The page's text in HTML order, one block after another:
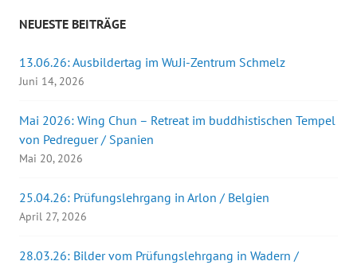
NEUESTE BEITRÄGE
13.06.26: Ausbildertag im WuJi-Zentrum Schmelz
Juni 14, 2026
Mai 2026: Wing Chun – Retreat im buddhistischen Tempel
von Pedreguer / Spanien
Mai 20, 2026
25.04.26: Prüfungslehrgang in Arlon / Belgien
April 27, 2026
28.03.26: Bilder vom Prüfungslehrgang in Wadern /